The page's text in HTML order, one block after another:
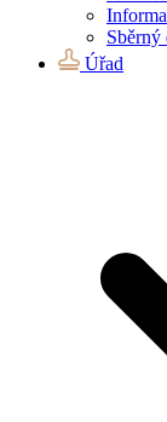
Sběrný
Úřad